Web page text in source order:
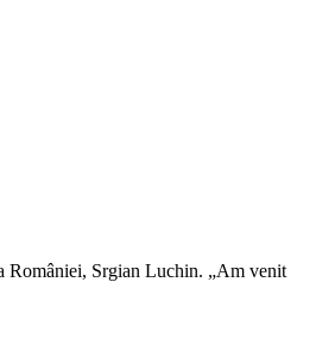
României, Srgian Luchin. „Am venit